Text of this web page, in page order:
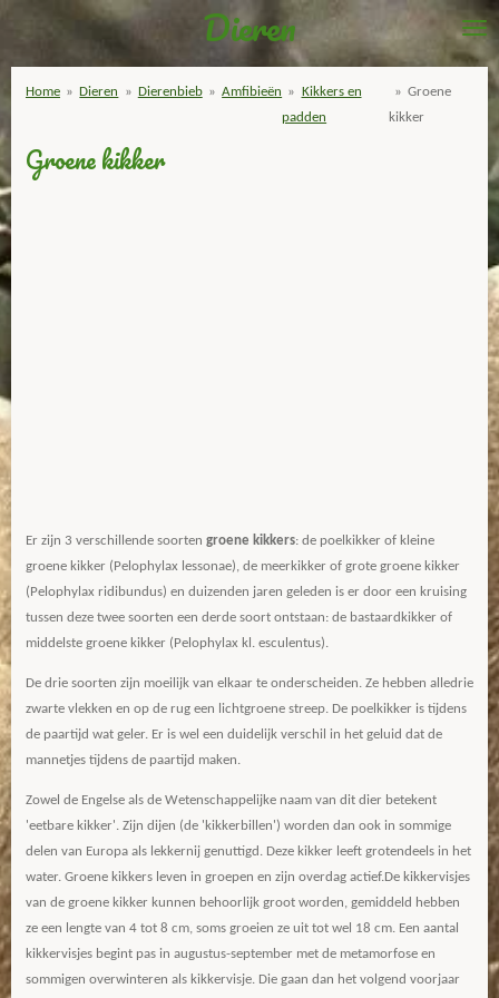
de
Dieren
Home » Dieren » Dierenbieb » Amfibieën » Kikkers en
padden
» Groene
kikker
Groene kikker
Er zijn 3 verschillende soorten groene kikkers: de poelkikker of kleine
groene kikker (Pelophylax lessonae), de meerkikker of grote groene kikker
(Pelophylax ridibundus) en duizenden jaren geleden is er door een kruising
tussen deze twee soorten een derde soort ontstaan: de bastaardkikker of
middelste groene kikker (Pelophylax kl. esculentus).
De drie soorten zijn moeilijk van elkaar te onderscheiden. Ze hebben alledrie
zwarte vlekken en op de rug een lichtgroene streep. De poelkikker is tijdens
de paartijd wat geler. Er is wel een duidelijk verschil in het geluid dat de
mannetjes tijdens de paartijd maken.
Zowel de Engelse als de Wetenschappelijke naam van dit dier betekent
'eetbare kikker'. Zijn dijen (de 'kikkerbillen') worden dan ook in sommige
delen van Europa als lekkernij genuttigd. Deze kikker leeft grotendeels in het
water. Groene kikkers leven in groepen en zijn overdag actief.De kikkervisjes
van de groene kikker kunnen behoorlijk groot worden, gemiddeld hebben
ze een lengte van 4 tot 8 cm, soms groeien ze uit tot wel 18 cm. Een aantal
kikkervisjes begint pas in augustus-september met de metamorfose en
sommigen overwinteren als kikkervisje. Die gaan dan het volgend voorjaar